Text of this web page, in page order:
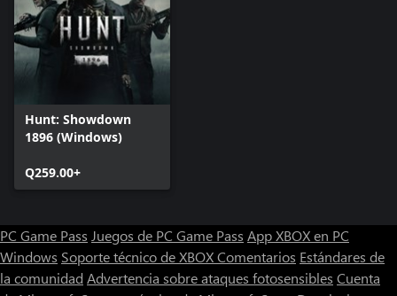
Hunt: Showdown
1896 (Windows)
Q259.00+
PC Game Pass Juegos de PC Game Pass App XBOX en PC
Windows Soporte técnico de XBOXComentarios Estándares de
la comunidad Advertencia sobre ataques fotosensibles Cuenta